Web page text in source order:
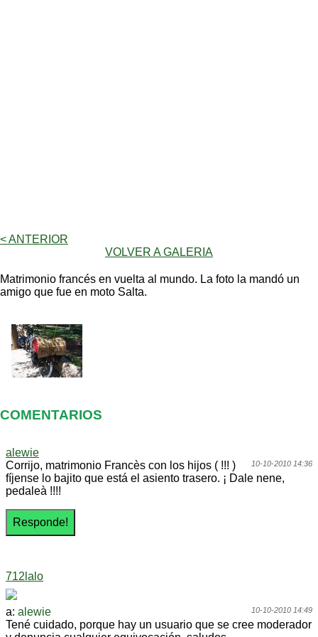
< ANTERIOR
VOLVER A GALERIA
Matrimonio francés en vuelta al mundo. La foto la mandó un
amigo que fue en moto Salta.
COMENTARIOS
alewie
10-10-2010 14:36
Corrijo, matrimonio Francès con los hijos ( !!! )
fíjense lo bajito que está el asiento trasero. ¡ Dale nene,
pedaleà !!!!
712lalo
10-10-2010 14:49
a: alewie
Tené cuidado, porque hay un usuario que se cree moderador